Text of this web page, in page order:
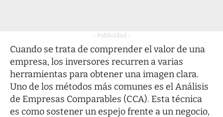
- Publicidad -
Cuando se trata de comprender el valor de una
empresa, los inversores recurren a varias
herramientas para obtener una imagen clara.
Uno de los métodos más comunes es el Análisis
de Empresas Comparables (CCA). Esta técnica
es como sostener un espejo frente a un negocio,